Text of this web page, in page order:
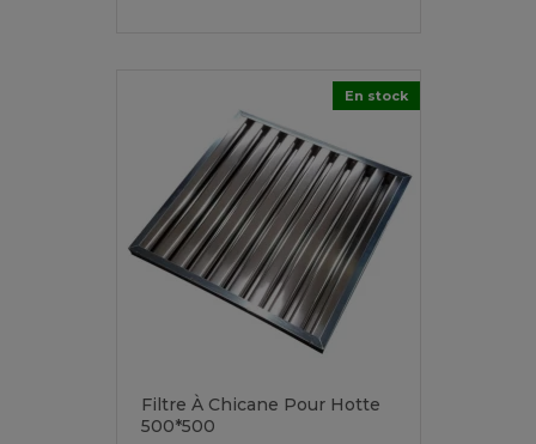
Filtre À Chicane Pour Hotte
500*500
En stock